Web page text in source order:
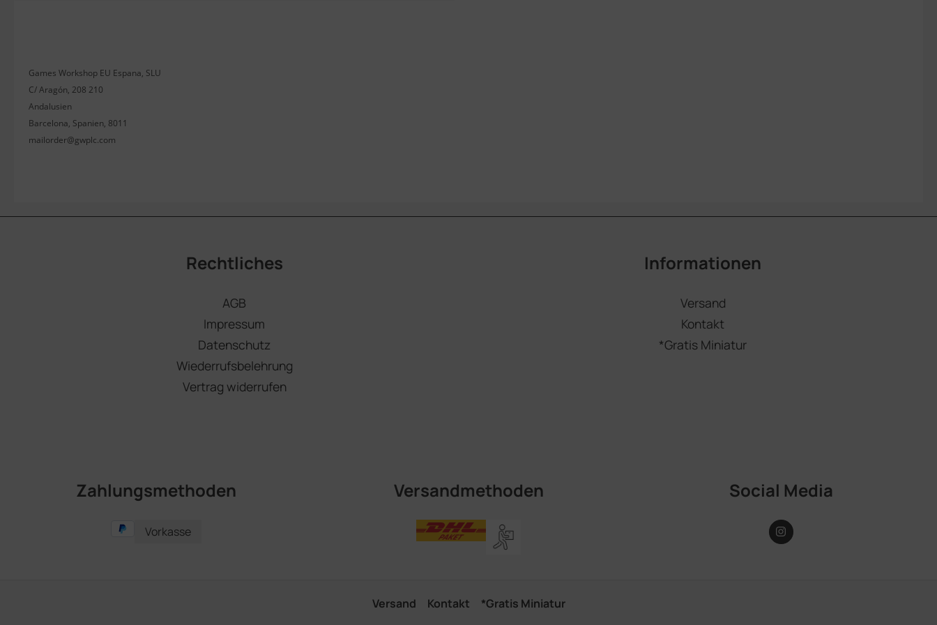
Games Workshop EU Espana, SLU
C/ Aragón, 208 210
Andalusien
Barcelona, Spanien, 8011
mailorder@gwplc.com
Rechtliches
AGB
Impressum
Datenschutz
Wiederrufsbelehrung
Vertrag widerrufen
Informationen
Versand
Kontakt
*Gratis Miniatur
Zahlungsmethoden
Vorkasse
Versandmethoden Social Media
Versand Kontakt *Gratis Miniatur